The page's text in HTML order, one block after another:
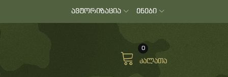
ავტორიზაცია ენები
0
კალათა